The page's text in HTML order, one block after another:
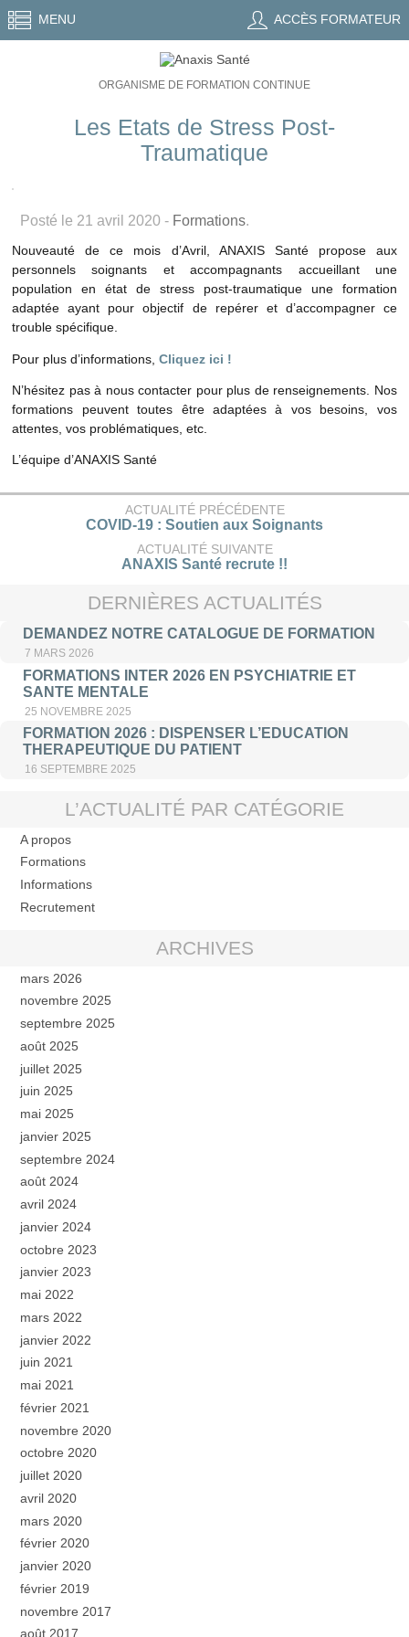
MENU ACCÈS FORMATEUR
ORGANISME DE FORMATION CONTINUE
Les Etats de Stress Post-
Traumatique
Posté le 21 avril 2020 - Formations.
Nouveauté de ce mois d’Avril, ANAXIS Santé propose aux
personnels soignants et accompagnants accueillant une
population en état de stress post-traumatique une formation
adaptée ayant pour objectif de repérer et d’accompagner ce
trouble spécifique.
Pour plus d’informations,Cliquez ici !
N’hésitez pas à nous contacter pour plus de renseignements. Nos
formations peuvent toutes être adaptées à vos besoins, vos
attentes, vos problématiques, etc.
L’équipe d’ANAXIS Santé
ACTUALITÉ PRÉCÉDENTE
COVID-19 : Soutien aux Soignants
ACTUALITÉ SUIVANTE
ANAXIS Santé recrute !!
DERNIÈRES ACTUALITÉS
DEMANDEZ NOTRE CATALOGUE DE FORMATION
7 MARS 2026
FORMATIONS INTER 2026 EN PSYCHIATRIE ET
SANTE MENTALE
25 NOVEMBRE 2025
FORMATION 2026 : DISPENSER L’EDUCATION
THERAPEUTIQUE DU PATIENT
16 SEPTEMBRE 2025
L’ACTUALITÉ PAR CATÉGORIE
A propos
Formations
Informations
Recrutement
ARCHIVES
mars 2026
novembre 2025
septembre 2025
août 2025
juillet 2025
juin 2025
mai 2025
janvier 2025
septembre 2024
août 2024
avril 2024
janvier 2024
octobre 2023
janvier 2023
mai 2022
mars 2022
janvier 2022
juin 2021
mai 2021
février 2021
novembre 2020
octobre 2020
juillet 2020
avril 2020
mars 2020
février 2020
janvier 2020
février 2019
novembre 2017
août 2017